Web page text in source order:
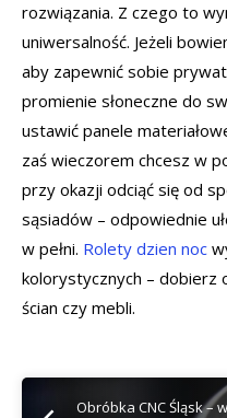
rozwiązania. Z czego to
uniwersalność. Jeżeli
aby zapewnić sobie
promienie słoneczne do
ustawić panele
zaś wieczorem chcesz w
przy okazji odciąć się od
sąsiadów – odpowiednie
w pełni. Rolety dzien noc
kolorystycznych – dobierz
ścian czy mebli.
Obróbka CNC Śląsk –